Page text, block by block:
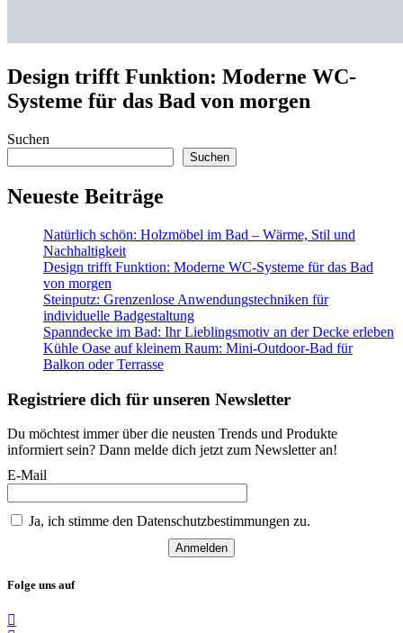
Design trifft Funktion: Moderne WC-
Systeme für das Bad von morgen
Suchen
Suchen
Neueste Beiträge
Natürlich schön: Holzmöbel im Bad – Wärme, Stil und
Nachhaltigkeit
Design trifft Funktion: Moderne WC-Systeme für das Bad
von morgen
Steinputz: Grenzenlose Anwendungstechniken für
individuelle Badgestaltung
Spanndecke im Bad: Ihr Lieblingsmotiv an der Decke erleben
Kühle Oase auf kleinem Raum: Mini-Outdoor-Bad für
Balkon oder Terrasse
Registriere dich für unseren Newsletter
Du möchtest immer über die neusten Trends und Produkte
informiert sein? Dann melde dich jetzt zum Newsletter an!
E-Mail
Ja, ich stimme den Datenschutzbestimmungen zu.
Anmelden
Folge uns auf